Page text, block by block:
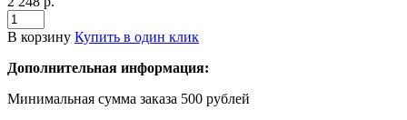
В корзину Купить в один клик
Дополнительная информация:
Минимальная сумма заказа 500 рублей